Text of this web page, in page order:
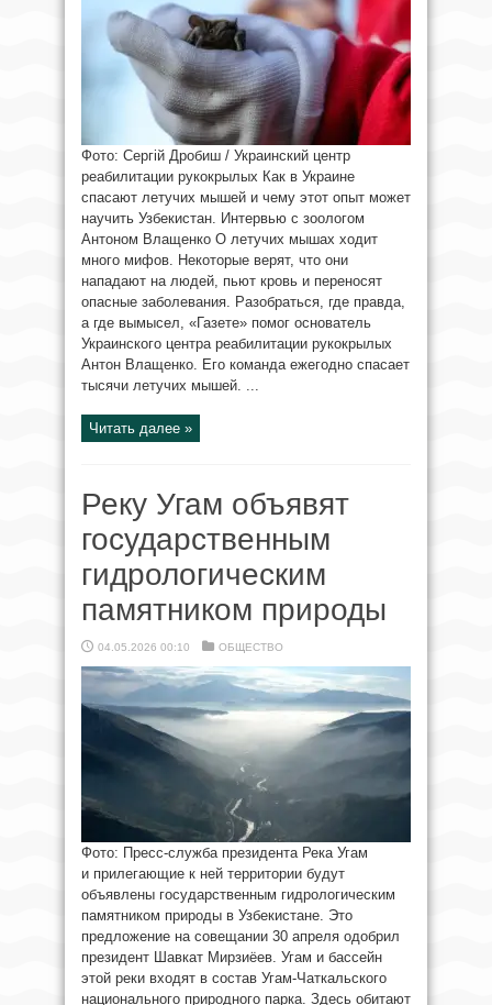
Фото: Сергій Дробиш / Украинский центр
реабилитации рукокрылых Как в Украине
спасают летучих мышей и чему этот опыт может
научить Узбекистан. Интервью с зоологом
Антоном Влащенко О летучих мышах ходит
много мифов. Некоторые верят, что они
нападают на людей, пьют кровь и переносят
опасные заболевания. Разобраться, где правда,
а где вымысел, «Газете» помог основатель
Украинского центра реабилитации рукокрылых
Антон Влащенко. Его команда ежегодно спасает
тысячи летучих мышей. ...
Читать далее »
Реку Угам объявят
государственным
гидрологическим
памятником природы
04.05.2026 00:10 ОБЩЕСТВО
Фото: Пресс-служба президента Река Угам
и прилегающие к ней территории будут
объявлены государственным гидрологическим
памятником природы в Узбекистане. Это
предложение на совещании 30 апреля одобрил
президент Шавкат Мирзиёев. Угам и бассейн
этой реки входят в состав Угам-Чаткальского
национального природного парка. Здесь обитают